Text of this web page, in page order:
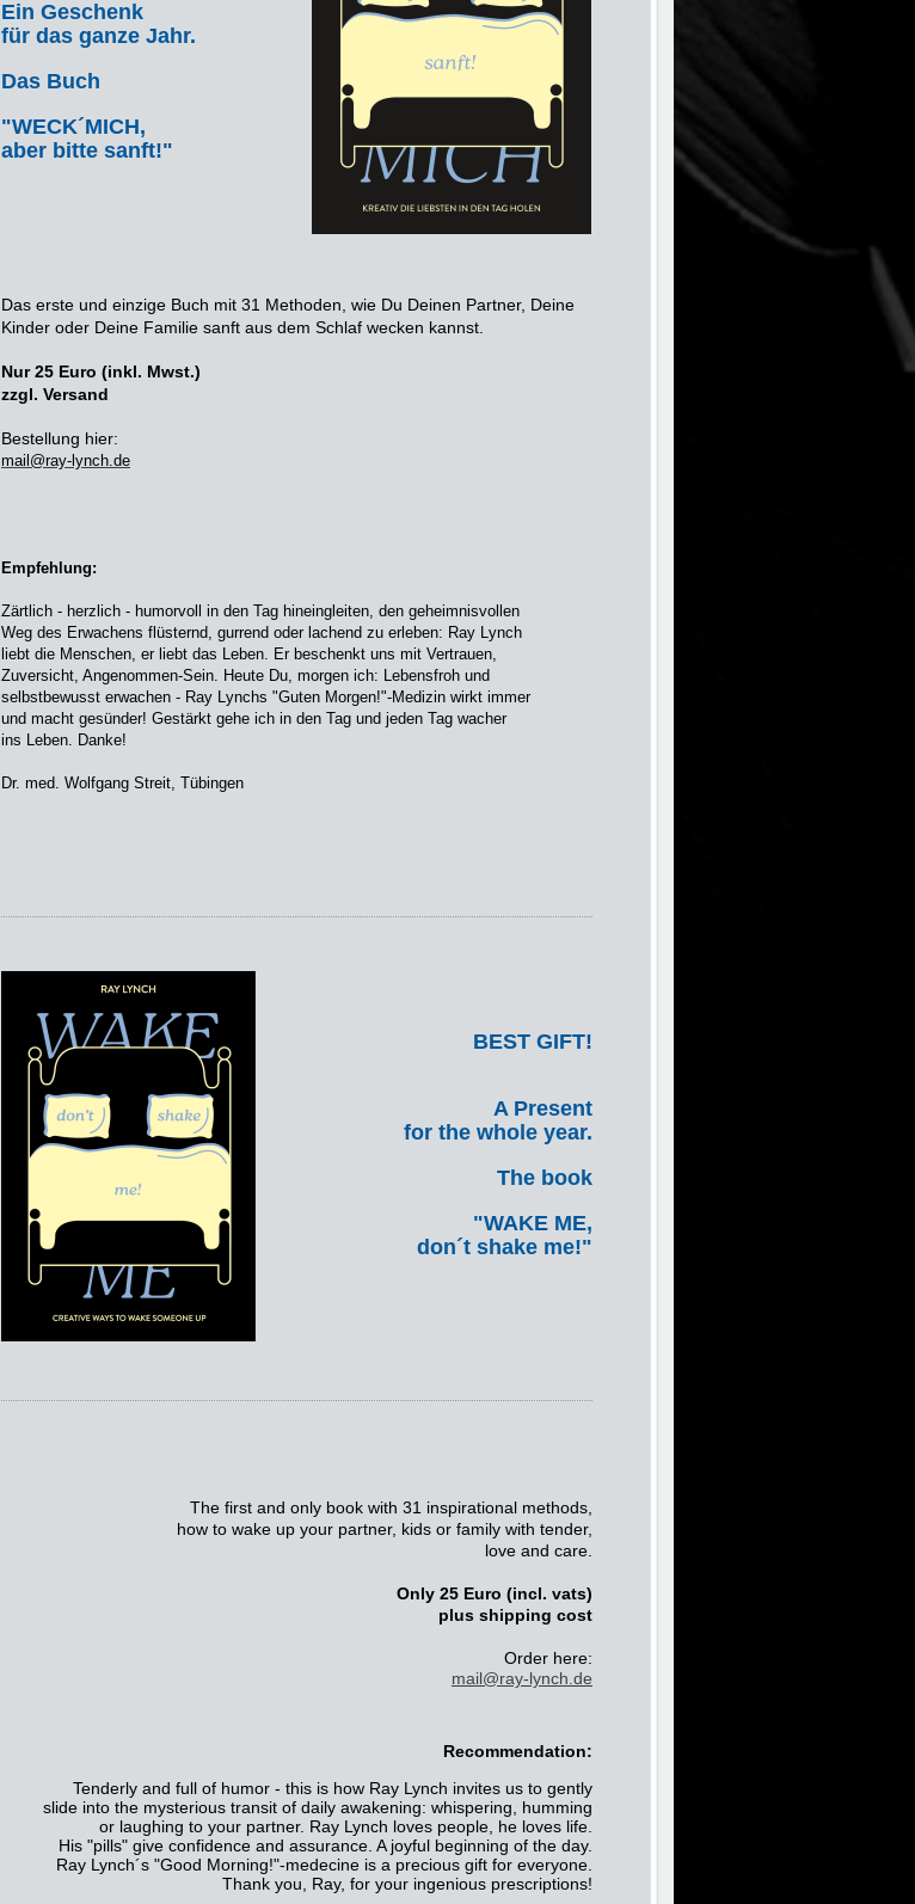
Ein Geschenk
für das ganze Jahr.
Das Buch
"WECK´MICH,
aber bitte sanft!"
Das erste und einzige Buch mit 31 Methoden, wie Du Deinen Partner, Deine
Kinder oder Deine Familie sanft aus dem Schlaf wecken kannst.
Nur 25 Euro (inkl. Mwst.)
zzgl. Versand
Bestellung hier:
mail@ray-lynch.de
Empfehlung:
Zärtlich - herzlich - humorvoll in den Tag hineingleiten, den geheimnisvollen
Weg des Erwachens flüsternd, gurrend oder lachend zu erleben: Ray Lynch
liebt die Menschen, er liebt das Leben. Er beschenkt uns mit Vertrauen,
Zuversicht, Angenommen-Sein. Heute Du, morgen ich: Lebensfroh und
selbstbewusst erwachen - Ray Lynchs "Guten Morgen!"-Medizin wirkt immer
und macht gesünder! Gestärkt gehe ich in den Tag und jeden Tag wacher
ins Leben. Danke!
Dr. med. Wolfgang Streit, Tübingen
BEST GIFT!
A Present
for the whole year.
The book
"WAKE ME,
don´t shake me!"
The first and only book with 31 inspirational methods,
how to wake up your partner, kids or family with tender,
love and care.
Only 25 Euro (incl. vats)
plus shipping cost
Order here:
mail@ray-lynch.de
Recommendation:
Tenderly and full of humor - this is how Ray Lynch invites us to gently
slide into the mysterious transit of daily awakening: whispering,
humming
or laughing to your partner. Ray Lynch loves people, he loves life.
His "pills" give confidence and assurance. A joyful beginning of the day.
Ray Lynch´s "Good Morning!"-medecine is a precious gift for everyone.
Thank you, Ray, for your ingenious prescriptions!